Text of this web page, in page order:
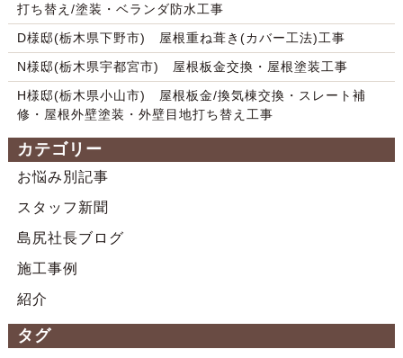
打ち替え/塗装・ベランダ防水工事
D様邸(栃木県下野市) 屋根重ね葺き(カバー工法)工事
N様邸(栃木県宇都宮市) 屋根板金交換・屋根塗装工事
H様邸(栃木県小山市) 屋根板金/換気棟交換・スレート補
修・屋根外壁塗装・外壁目地打ち替え工事
カテゴリー
お悩み別記事
スタッフ新聞
島尻社長ブログ
施工事例
紹介
タグ